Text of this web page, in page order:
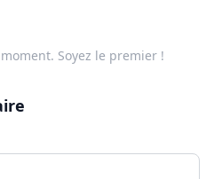
Soyez le premier !